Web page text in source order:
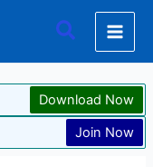
Search
Download Now
Join Now